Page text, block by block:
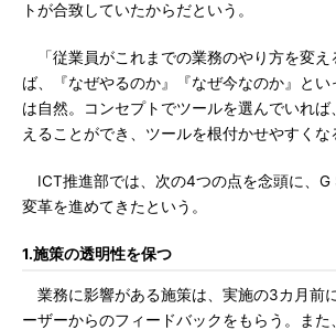
トが合致していたからだという。
「従業員がこれまでの業務のやり方を変え
ば、『なぜやるのか』『なぜ今なのか』と
は自然。コンセプトでツールを選んでいれ
えることができ、ツールを根付かせやすくな
ICT推進部では、次の4つの点を念頭に、G
変革を進めてきたという。
1.施策の透明性を保つ
業務に影響がある施策は、実施の3カ月前
ーザーからのフィードバックをもらう。また